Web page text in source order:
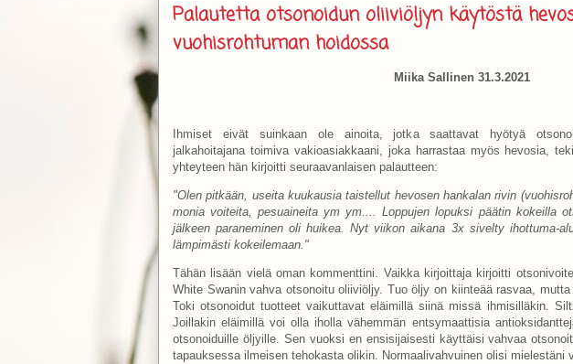
Palautetta otsonoidun oliiviöljyn käytöstä
vuohisrohtuman hoidossa
Miika Sallinen 31.3.2021
Ihmiset eivät suinkaan ole ainoita, jotka saattavat hyötyä
jalkahoitajana toimiva vakioasiakkaani, joka harrastaa myös hevosia,
yhteyteen hän kirjoitti seuraavanlaisen palautteen:
"Olen pitkään, useita kuukausia taistellut hevosen hankalan rivin
monia voiteita, pesuaineita ym ym.... Loppujen lopuksi päätin kokeilla
jälkeen paraneminen oli huikea. Nyt viikon aikana 3x sivelty ihottuma-
lämpimästi kokeilemaan."
Tähän lisään vielä oman kommenttini. Vaikka kirjoittaja kirjoitti
White Swanin vahva otsonoitu oliiviöljy. Tuo öljy on kiinteää rasvaa,
Toki otsonoidut tuotteet vaikuttavat eläimillä siinä missä ihmisilläkin.
Joillakin eläimillä voi olla iholla vähemmän entsymaattisia
otsonoiduille öljyille. Sen vuoksi en ensisijaisesti käyttäisi vahvaa
tapauksessa ilmeisen tehokasta olikin. Normaalivahvuinen olisi mielestäni